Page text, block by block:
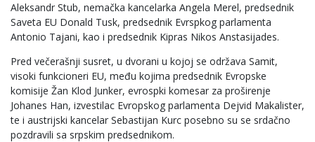
Aleksandr Stub, nemačka kancelarka Angela Merel, predsednik
Saveta EU Donald Tusk, predsednik Evrspkog parlamenta
Antonio Tajani, kao i predsednik Kipras Nikos Anstasijades.
Pred večerašnji susret, u dvorani u kojoj se održava Samit,
visoki funkcioneri EU, među kojima predsednik Evropske
komisije Žan Klod Junker, evrospki komesar za proširenje
Johanes Han, izvestilac Evropskog parlamenta Dejvid Makalister,
te i austrijski kancelar Sebastijan Kurc posebno su se srdačno
pozdravili sa srpskim predsednikom.